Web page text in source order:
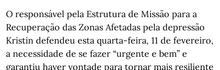
O responsável pela Estrutura de Missão para a
Recuperação das Zonas Afetadas pela depressão
Kristin defendeu esta quarta-feira, 11 de fevereiro,
a necessidade de se fazer “urgente e bem” e
garantiu haver vontade para tornar mais resiliente